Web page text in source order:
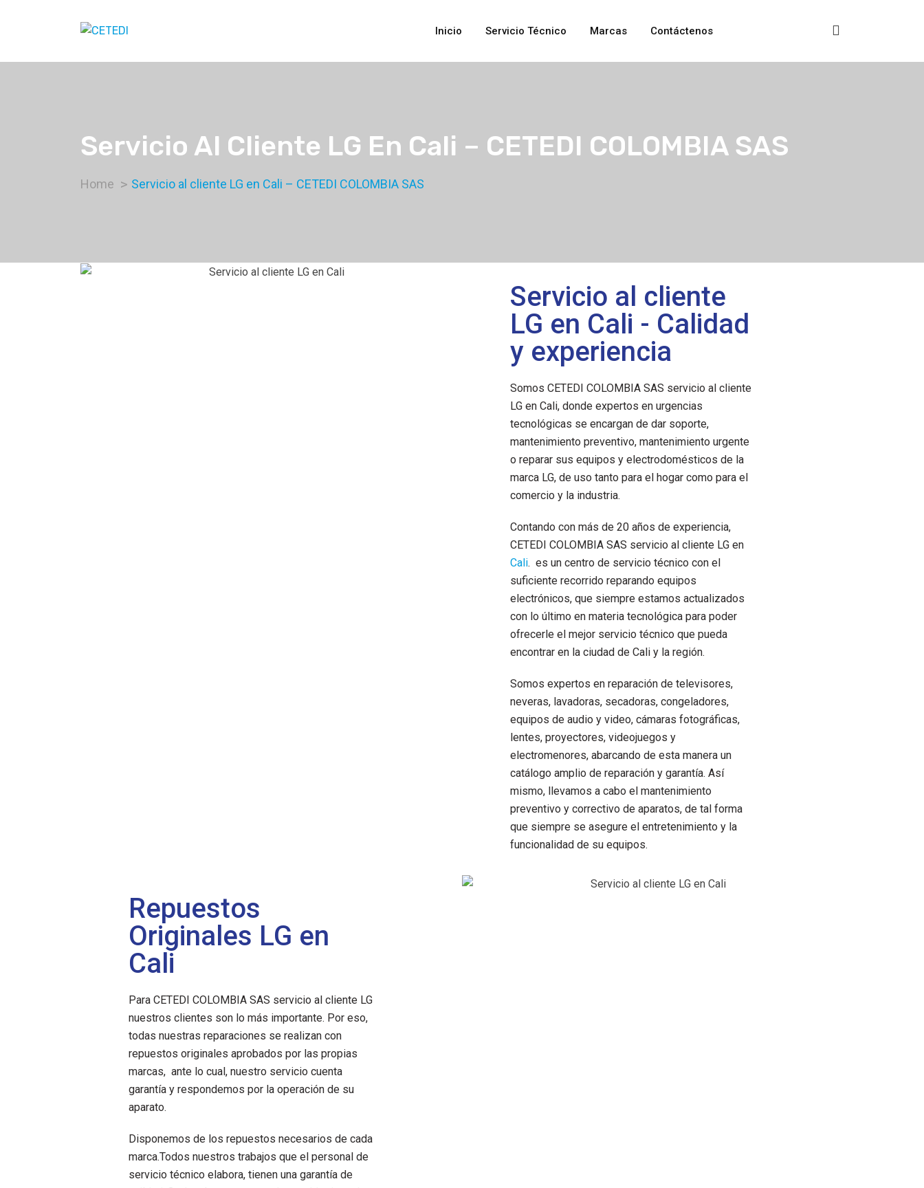
Inicio Servicio Técnico Marcas Contáctenos
Servicio Al Cliente LG En Cali – CETEDI COLOMBIA SAS
Home Servicio al cliente LG en Cali – CETEDI COLOMBIA SAS
Servicio al cliente
LG en Cali - Calidad
y experiencia
Somos CETEDI COLOMBIA SAS servicio al cliente
LG en Cali, donde expertos en urgencias
tecnológicas se encargan de dar soporte,
mantenimiento preventivo, mantenimiento urgente
o reparar sus equipos y electrodomésticos de la
marca LG, de uso tanto para el hogar como para el
comercio y la industria.
Contando con más de 20 años de experiencia,
CETEDI COLOMBIA SAS servicio al cliente LG en
Cali. es un centro de servicio técnico con el
suficiente recorrido reparando equipos
electrónicos, que siempre estamos actualizados
con lo último en materia tecnológica para poder
ofrecerle el mejor servicio técnico que pueda
encontrar en la ciudad de Cali y la región.
Somos expertos en reparación de televisores,
neveras, lavadoras, secadoras, congeladores,
equipos de audio y video, cámaras fotográficas,
lentes, proyectores, videojuegos y
electromenores, abarcando de esta manera un
catálogo amplio de reparación y garantía. Así
mismo, llevamos a cabo el mantenimiento
preventivo y correctivo de aparatos, de tal forma
que siempre se asegure el entretenimiento y la
funcionalidad de su equipos.
Repuestos
Originales LG en
Cali
Para CETEDI COLOMBIA SAS servicio al cliente LG
nuestros clientes son lo más importante. Por eso,
todas nuestras reparaciones se realizan con
repuestos originales aprobados por las propias
marcas, ante lo cual, nuestro servicio cuenta
garantía y respondemos por la operación de su
aparato.
Disponemos de los repuestos necesarios de cada
marca.Todos nuestros trabajos que el personal de
servicio técnico elabora, tienen una garantía de